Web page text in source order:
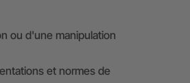
ou d'une manipulation
et normes de